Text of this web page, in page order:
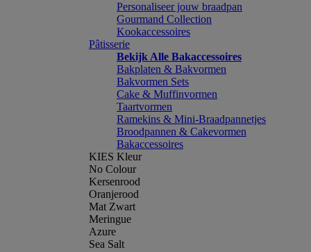
Personaliseer jouw braadpan
Gourmand Collection
Kookaccessoires
Pâtisserie
Bekijk Alle Bakaccessoires
Bakplaten & Bakvormen
Bakvormen Sets
Cake & Muffinvormen
Taartvormen
Ramekins & Mini-Braadpannetjes
Broodpannen & Cakevormen
Bakaccessoires
KIES Kleur
No Colour
Kersenrood
Oranjerood
Mat Zwart
Meringue
Azure
Sea Salt